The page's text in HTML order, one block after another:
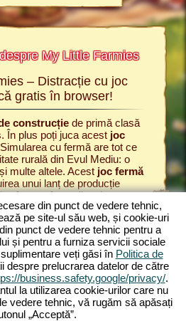
My Little Farmies
– Distracție cu joc
gratis în browser!
construcțiede primă clasă
În plus poți juca acest joc
cu fermă are tot ce
rurală din Evul Mediu: o
multe altele. Acest joc fermă
unui lanț de producție
grâu pe câmpurile tale,
și coace pâine în brutărie.
unjoc fermăcu funcțiuni
minunate. Tu gestionezi
ei: de la cultivarea
animalelor. Vei întâlni
precum porcul
Creează peisaje înflorite în
gratis acum unul dintre
onlinedin toate
Totul
satului
să
Începe
fermă,
vacile
lăptărie.
producă
vor să
agricole
din punct de vedere tehnic,
pe site-ul său web, și cookie-uri
punct de vedere tehnic pentru a
și pentru a furniza servicii sociale
veți găsi în Politica de
despre prelucrarea datelor de către
business.safety.google/privacy/.
la utilizarea cookie-urilor care nu
vedere tehnic, vă rugăm să apăsați
„Acceptă”.